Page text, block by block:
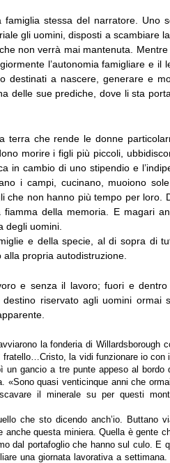
stessa del narratore. Uno
gli uomini, disposti a scambiare
non verrà mai mantenuta. Mentre
l’autonomia famigliare e il
destinati a nascere, generare e
delle sue prediche, dove li sta
terra che rende le donne
morire i figli più piccoli,
in cambio di uno stipendio e
i campi, cucinano, muoiono
che non hanno più tempo per loro.
della memoria. E magari
degli uomini.
e della specie, al di sopra di
propria autodistruzione.
e senza il lavoro; fuori e dentro
riservato agli uomini ormai
la fonderia di Willardsborough
fratello…Cristo, la vidi funzionare io con
gancio a tre punte appeso al bordo
«Sono quasi venticinque anni che
il minerale su per questi
che sto dicendo anch’io. Buttano
questa miniera. Quella è gente
dal portafoglio che hanno sul culo. E
una giornata lavorativa a